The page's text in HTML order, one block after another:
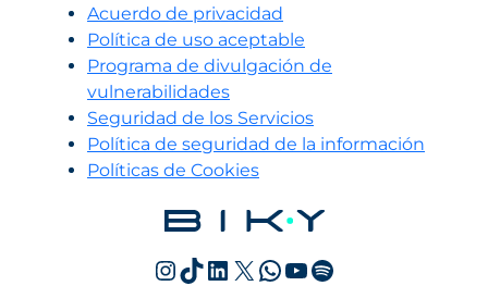
Acuerdo de privacidad
Política de uso aceptable
Programa de divulgación de
vulnerabilidades
Seguridad de los Servicios
Política de seguridad de la información
Políticas de Cookies
Instagram
TikTok
LinkedIn
X WhatsApp
YouTube
Spotify